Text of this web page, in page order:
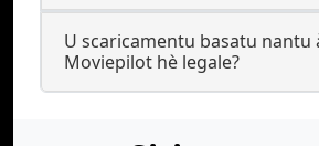
U scaricamentu basatu nantu
Moviepilot hè legale?